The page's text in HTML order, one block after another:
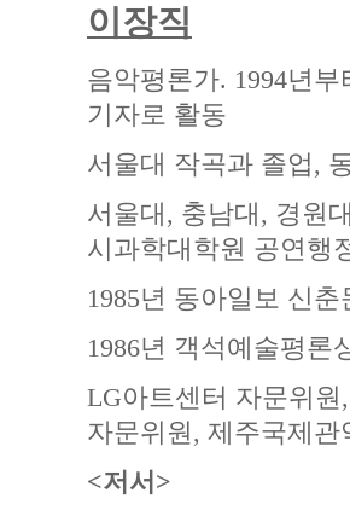
이장직
음악평론가. 1994년
기자로 활동
서울대 작곡과 졸업,
서울대, 충남대, 경원
시과학대학원 공연행
1985년 동아일보 신
1986년 객석예술평론
LG아트센터 자문위
자문위원, 제주국제관
<저서>